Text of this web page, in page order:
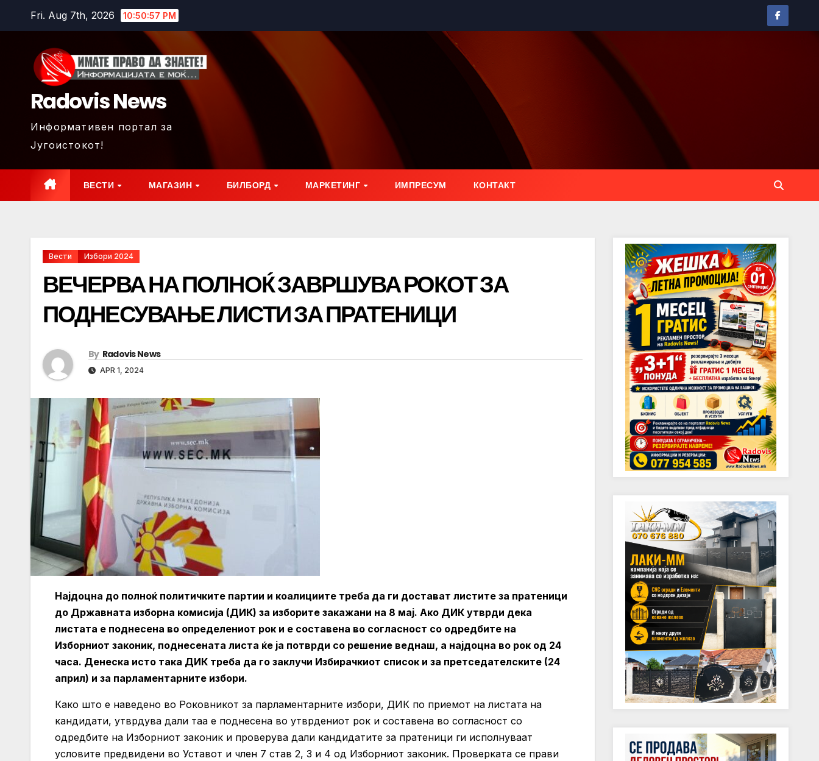
Fri. Aug 7th, 2026 10:50:59 PM
Radovis News
Информативен портал за
Југоистокот!
ВЕСТИ МАГАЗИН БИЛБОРД МАРКЕТИНГ ИМПРЕСУМ КОНТАКТ
Вести Избори 2024
ВЕЧЕРВА НА ПОЛНОЌ ЗАВРШУВА РОКОТ ЗА
ПОДНЕСУВАЊЕ ЛИСТИ ЗА ПРАТЕНИЦИ
By Radovis News
APR 1, 2024
Најдоцна до полноќ политичките партии и коалициите треба да ги достават листите за пратеници
до Државната изборна комисија (ДИК) за изборите закажани на 8 мај. Ако ДИК утврди дека
листата е поднесена во определениот рок и е составена во согласност со одредбите на
Изборниот законик, поднесената листа ќе ја потврди со решение веднаш, а најдоцна во рок од 24
часа. Денеска исто така ДИК треба да го заклучи Избирачкиот список и за претседателските (24
април) и за парламентарните избори.
Како што е наведено во Роковникот за парламентарните избори, ДИК по приемот на листата на
кандидати, утврдува дали таа е поднесена во утврдениот рок и составена во согласност со
одредбите на Изборниот законик и проверува дали кандидатите за пратеници ги исполнуваат
условите предвидени во Уставот и член 7 став 2, 3 и 4 од Изборниот законик. Проверката се прави